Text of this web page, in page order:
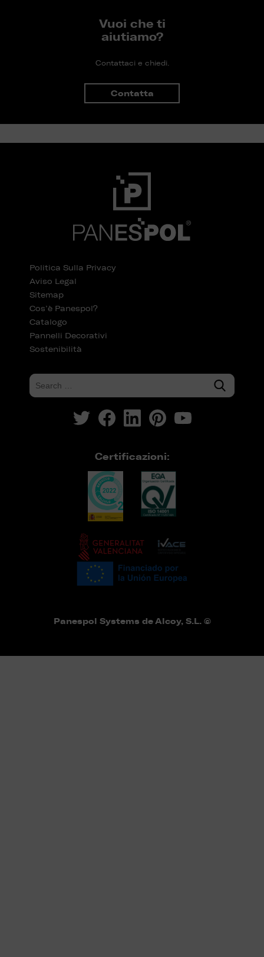
Vuoi che ti
aiutiamo?
Contattaci e chiedi.
Contatta
Politica Sulla Privacy
Aviso Legal
Sitemap
Cos’è Panespol?
Catalogo
Pannelli Decorativi
Sostenibilità
Certificazioni:
Panespol Systems de Alcoy, S.L. ©